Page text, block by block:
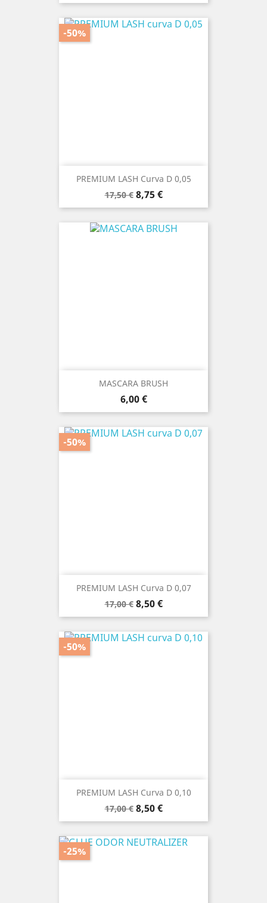
PREMIUM LASH Curva D 0,05
Prezzo
base
17,50 € Prezzo
8,75 €
-50%
MASCARA BRUSH
Prezzo
6,00 €
PREMIUM LASH Curva D 0,07
Prezzo
base
17,00 € Prezzo
8,50 €
-50%
PREMIUM LASH Curva D 0,10
Prezzo
base
17,00 € Prezzo
8,50 €
-50%
-25%